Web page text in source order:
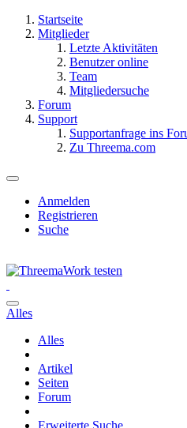
Startseite
Mitglieder
Letzte Aktivitäten
Benutzer online
Team
Mitgliedersuche
Forum
Support
Supportanfrage ins
Zu Threema.com
Anmelden
Registrieren
Suche
Alles
Alles
Artikel
Seiten
Forum
Erweiterte Suche